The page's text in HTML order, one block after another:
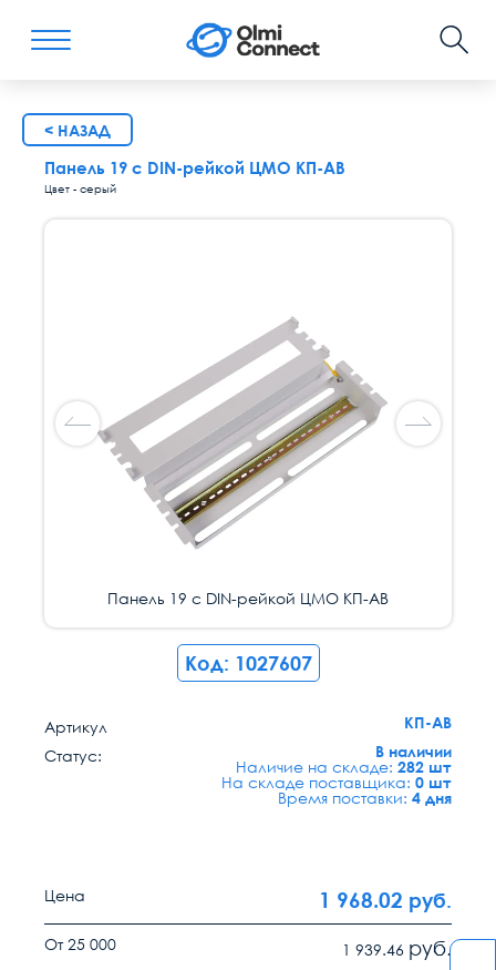
< НАЗАД
Панель 19 с DIN-рейкой ЦМО КП-АВ
Цвет - серый
Панель 19 с DIN-рейкой ЦМО КП-АВ
Панель 19 с DIN-рейкой ЦМО КП-АВ
Панель 19 с DIN-рейкой ЦМО КП-АВ
Панель 19 с DIN-рейкой ЦМО КП-АВ
Панель 19 с DIN-рейкой ЦМО КП-АВ
Панель 19 с DIN-рейкой ЦМО КП-АВ
Панель 19 с DIN-рейкой ЦМО КП-АВ
Панель 19 с DIN-рейкой ЦМО КП-АВ
Код: 1027607
Артикул
КП-АВ
Статус:
В наличии
Наличие на складе: 282 шт
На складе поставщика: 0 шт
Время поставки: 4 дня
Цена 1 968.02 руб.
От 25 000 1 939.46 руб.